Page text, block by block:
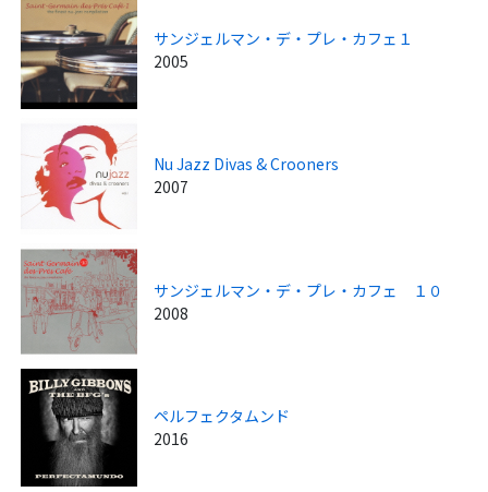
サンジェルマン・デ・プレ・カフェ１
2005
Nu Jazz Divas & Crooners
2007
サンジェルマン・デ・プレ・カフェ １０
2008
ペルフェクタムンド
2016